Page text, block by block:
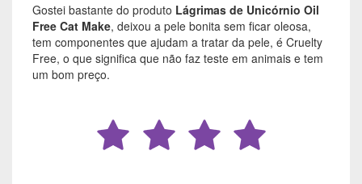
Gostei bastante do produto Lágrimas de Unicórnio Oil
Free Cat Make, deixou a pele bonita sem ficar oleosa,
tem componentes que ajudam a tratar da pele, é Cruelty
Free, o que significa que não faz teste em animais e tem
um bom preço.